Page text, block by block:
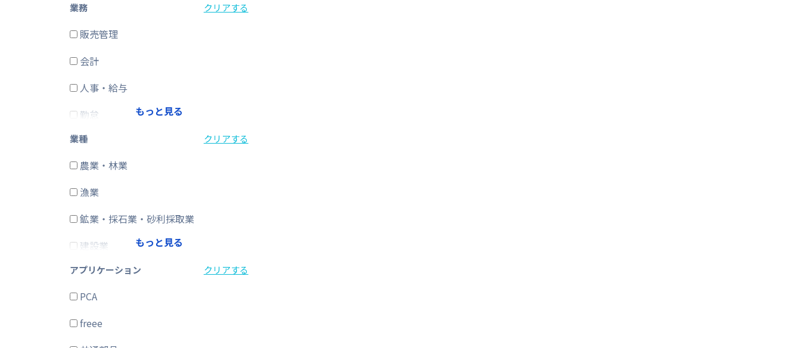
業務 クリアする
販売管理
会計
人事・給与
勤怠
経費精算
CRM・SFA
ERP
在庫購買
その他
もっと見る
業種 クリアする
農業・林業
漁業
鉱業・採石業・砂利採取業
建設業
製造業
電気・ガス・熱供給・水道業
情報通信業
もっと見る
アプリケーション クリアする
PCA
freee